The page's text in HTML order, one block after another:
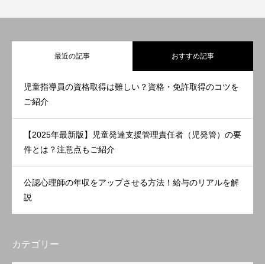
最近の記事 おすすめ記事
児童指導員の資格取得は難しい？資格・免許取得のコツを
ご紹介
【2025年最新版】児童発達支援管理責任者（児発管）の要
件とは？注意点もご紹介
公認心理師の年収をアップさせる方法！給与のリアルを解
説
カテゴリー